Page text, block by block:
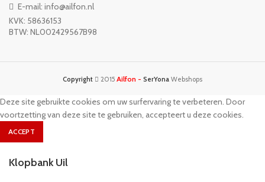
E-mail: info@ailfon.nl
KVK: 58636153
BTW: NL002429567B98
Copyright 2015 Ailfon - SerYona Webshops
Deze site gebruikte cookies om uw surfervaring te verbeteren. Door
voortzetting van deze site te gebruiken, accepteert u deze cookies.
ACCEPT
Klopbank Uil